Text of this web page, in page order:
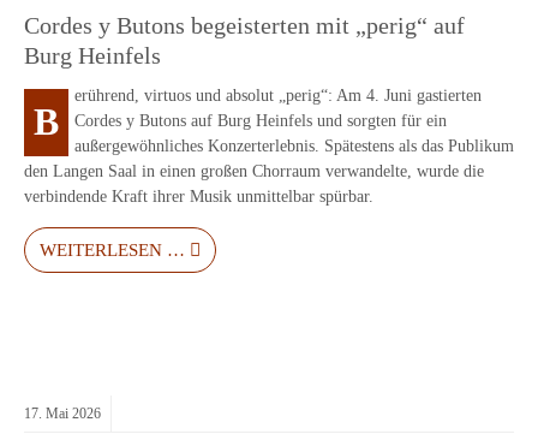
Cordes y Butons begeisterten mit „perig“ auf
Burg Heinfels
B
erührend, virtuos und absolut „perig“: Am 4. Juni gastierten
Cordes y Butons auf Burg Heinfels und sorgten für ein
außergewöhnliches Konzerterlebnis. Spätestens als das Publikum
den Langen Saal in einen großen Chorraum verwandelte, wurde die
verbindende Kraft ihrer Musik unmittelbar spürbar.
WEITERLESEN …
17. Mai 2026